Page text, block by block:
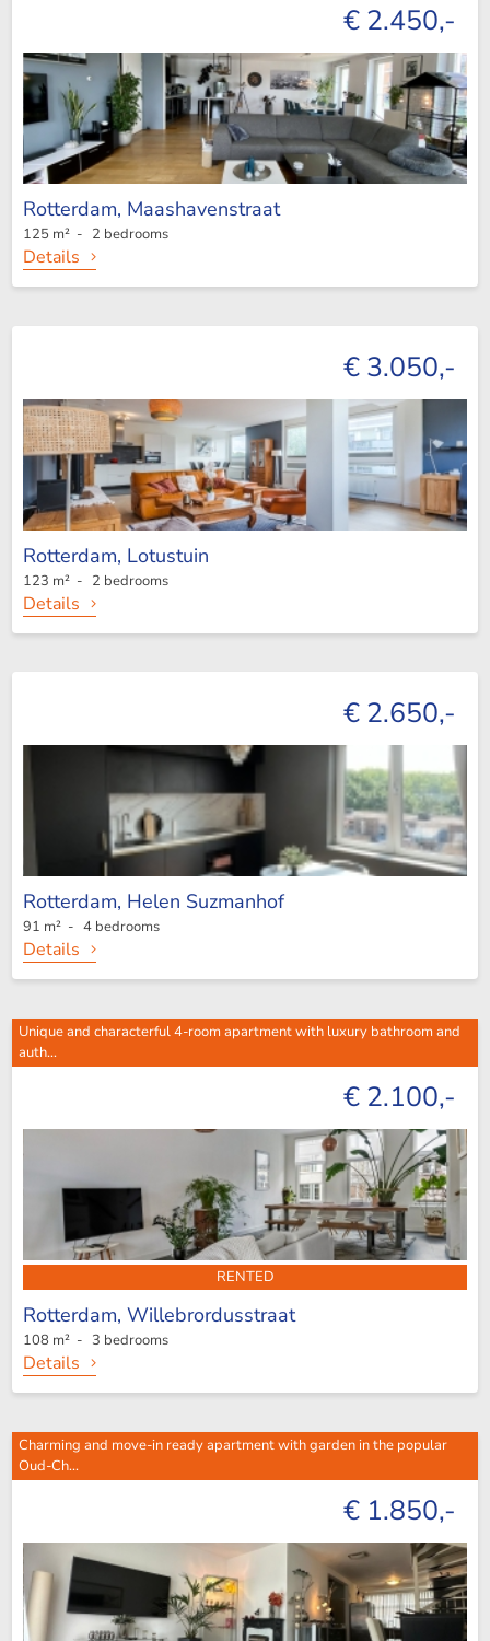
€ 2.450,-
Rotterdam, Maashavenstraat
125 m² - 2 bedrooms
Details
€ 3.050,-
Rotterdam, Lotustuin
123 m² - 2 bedrooms
Details
€ 2.650,-
Rotterdam, Helen Suzmanhof
91 m² - 4 bedrooms
Details
Unique and characterful 4-room apartment with luxury bathroom and
auth...
€ 2.100,-
RENTED
Rotterdam, Willebrordusstraat
108 m² - 3 bedrooms
Details
Charming and move-in ready apartment with garden in the popular
Oud-Ch...
€ 1.850,-